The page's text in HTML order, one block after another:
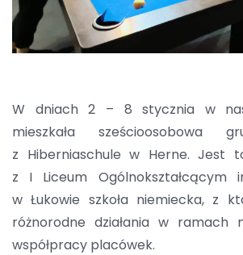
W dniach 2 – 8 stycznia w
mieszkała sześcioosobowa
z Hiberniaschule w Herne. Jest
z I Liceum Ogólnokształcącym
w Łukowie szkoła niemiecka, z
różnorodne działania w ramach
współpracy placówek.